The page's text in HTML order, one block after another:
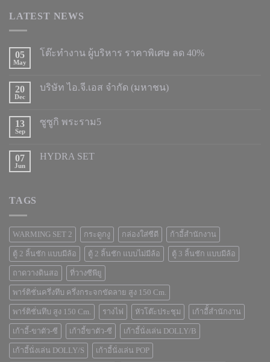
LATEST NEWS
05
May
โต๊ะทำงาน ผู้บริหาร ราคาพิเศษ ลด 40%
20
Dec
บริษัท ไอ.จี.เอส จำกัด (มหาชน)
13
Sep
ซูซูกิ พระราม5
07
Jun
HYDRA SET
TAGS
WARMING SET 2 กระดูกงู กล่องใส่ซีดี ก้าอี้สำนักงาน
ตู้ 2 ลิ้นชัก แบบมีล้อ ตู้ 2 ลิ้นชัก แบบไม่มีล้อ ตู้ 3 ลิ้นชัก แบบมีล้อ
ถาดวางดินสอ ที่วางซีพียู
พาร์ติชั่นครึ่งทึบ ครึ่งกระจกขัดลาย สูง 150 Cm.
พาร์ติชั่นทึบ สูง 150 Cm. รางไฟ หัวโต๊ะประชุม เก้าอีั้สำนักงาน
เก้าอี้-ขาตัว-ซี เก้าอี้ขาตัว-ซี เก้าอี้นั่งเล่น DOLLY/B
เก้าอี้นั่งเล่น DOLLY/S เก้าอี้นั่งเล่น POP